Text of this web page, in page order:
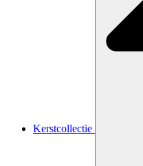
Kerstcollectie